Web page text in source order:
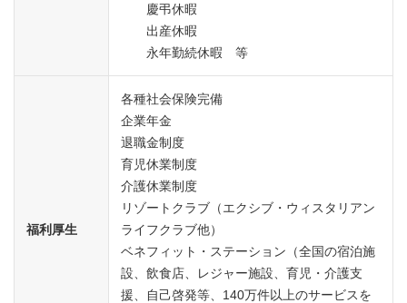
慶弔休暇
出産休暇
永年勤続休暇 等
福利厚生
各種社会保険完備
企業年金
退職金制度
育児休業制度
介護休業制度
リゾートクラブ（エクシブ・ウィスタリアン
ライフクラブ他）
ベネフィット・ステーション（全国の宿泊施
設、飲食店、レジャー施設、育児・介護支
援、自己啓発等、140万件以上のサービスを